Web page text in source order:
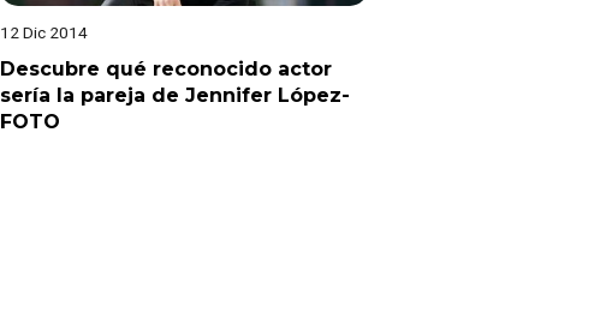
12 Dic 2014
Descubre qué reconocido actor
sería la pareja de Jennifer López-
FOTO